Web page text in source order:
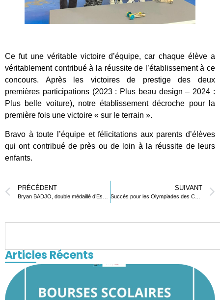
Ce fut une véritable victoire d’équipe, car chaque élève a
véritablement contribué à la réussite de l’établissement à ce
concours. Après les victoires de prestige des deux
premières participations (2023 : Plus beau design – 2024 :
Plus belle voiture), notre établissement décroche pour la
première fois une victoire « sur le terrain ».
Bravo à toute l’équipe et félicitations aux parents d’élèves
qui ont contribué de près ou de loin à la réussite de leurs
enfants.
PRÉCÉDENT SUIVANT
Succès pour les Olympiades des CP/CE au Stade de Kégué
Articles Récents